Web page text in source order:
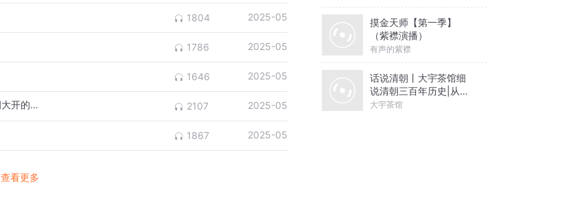
1804 2025-05
1786 2025-05
1646 2025-05
《动物园》1：16岁轰动日本文坛的天才作家，脑洞大开的恐怖与暗黑 2107 2025-05
1867 2025-05
查看更多
摸金天师【第一季】
（紫襟演播）
有声的紫襟
话说清朝丨大宇茶馆细
说清朝三百年历史|从努
尔哈赤到末代皇帝溥仪|
大宇茶馆